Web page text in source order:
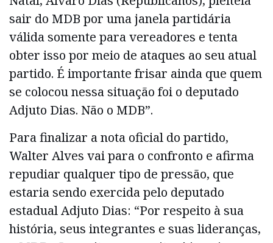
sair do MDB por uma janela partidária
válida somente para vereadores e tenta
obter isso por meio de ataques ao seu atual
partido. É importante frisar ainda que quem
se colocou nessa situação foi o deputado
Adjuto Dias. Não o MDB”.
Para finalizar a nota oficial do partido,
Walter Alves vai para o confronto e afirma
repudiar qualquer tipo de pressão, que
estaria sendo exercida pelo deputado
estadual Adjuto Dias: “Por respeito à sua
história, seus integrantes e suas lideranças,